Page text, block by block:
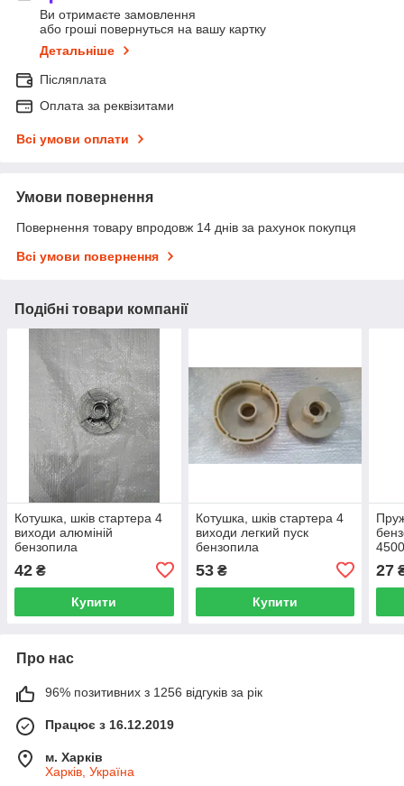
Ви отримаєте замовлення
або гроші повернуться на вашу картку
Детальніше
Післяплата
Оплата за реквізитами
Всі умови оплати
Умови повернення
Повернення товару впродовж 14 днів за рахунок покупця
Всі умови повернення
Подібні товари компанії
Котушка, шків стартера 4
виходи алюміній
бензопила
42 ₴
Купити
Котушка, шків стартера 4
виходи легкий пуск
бензопила
53₴
Купити
27
Про нас
96% позитивних з 1256 відгуків за рік
Працює з 16.12.2019
м. Харків
Харків, Україна